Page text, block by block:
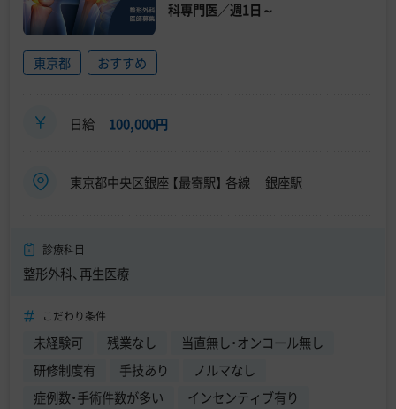
科専門医／週1日～
東京都 おすすめ
日給 100,000円
東京都中央区銀座 【最寄駅】 各線 銀座駅
診療科目
整形外科、再生医療
こだわり条件
未経験可 残業なし
当直無し・オンコール無し
研修制度有
手技あり
ノルマなし
症例数・手術件数が多い
インセンティブ有り